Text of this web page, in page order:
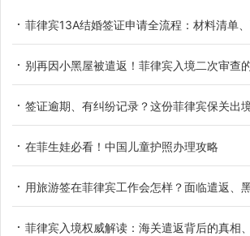
菲律宾13A结婚签证申请全流程：材料清单、面试问
别再因小黑屋被遣返！菲律宾入境二次审查
签证逾期、有纠纷记录？这份菲律宾保关出
在菲生娃必看！中国儿童护照办理攻略
用旅游签在菲律宾工作会怎样？面临遣返、黑名
菲律宾入境权威解读：海关遣返背后的真相、